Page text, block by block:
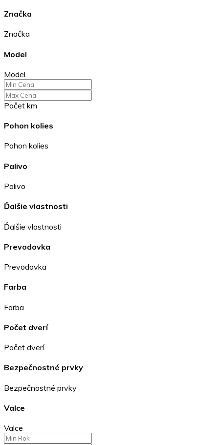
Značka
Značka
Model
Model
Počet km
Pohon kolies
Pohon kolies
Palivo
Palivo
Ďalšie vlastnosti
Ďalšie vlastnosti
Prevodovka
Prevodovka
Farba
Farba
Počet dverí
Počet dverí
Bezpečnostné prvky
Bezpečnostné prvky
Valce
Valce